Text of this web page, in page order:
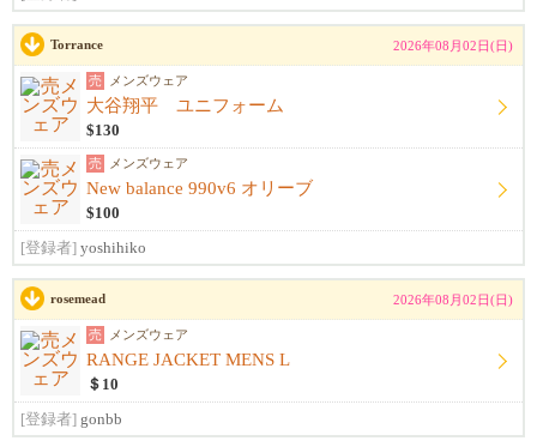
Torrance 2026年08月02日(日)
売 メンズウェア
大谷翔平 ユニフォーム
$130
売 メンズウェア
New balance 990v6 オリーブ
$100
[登録者] yoshihiko
rosemead 2026年08月02日(日)
売 メンズウェア
RANGE JACKET MENS L
＄10
[登録者] gonbb